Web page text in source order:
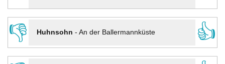
👎
Huhnsohn - An der Ballermannküste
👍